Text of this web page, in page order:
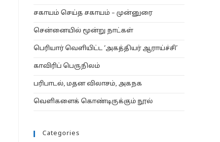
சகாயம் செய்த சகாயம் – முன்னுரை
சென்னையில் மூன்று நாட்கள்
பெரியார் வெளியிட்ட ‘அகத்தியர் ஆராய்ச்சி’
காவிரிப் பெருநிலம்
பரிபாடல், மதன விலாசம், அகநக
வெளிகளைக் கொண்டிருக்கும் நூல்
Categories